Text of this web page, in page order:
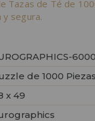
Tazas de Té de
segura.
de 1000 Piezas
x 49